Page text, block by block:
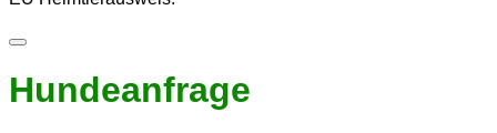
Hundeanfrage